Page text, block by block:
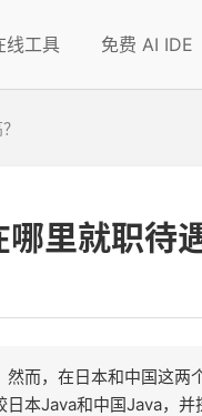
线工具 免费 AI IDE
里就职待
而，在日本和中国这两
本Java和中国Java，并